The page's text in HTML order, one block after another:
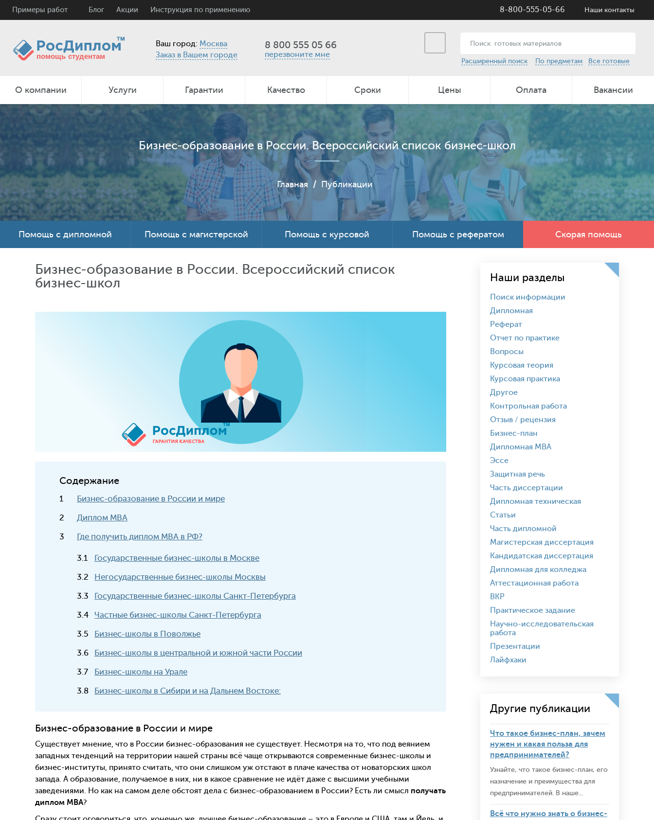
Примеры работ Блог Акции Инструкция по применению 8-800-555-05-66 Наши контакты
Ваш город: Москва
Заказ в Вашем городе
8 800 555 05 66
перезвоните мне
Расширенный поиск По предметам Все готовые
О компании Услуги Гарантии Качество Сроки Цены Оплата Вакансии
Бизнес-образование в России. Всероссийский список бизнес-школ
Главная / Публикации
Помощь с дипломной Помощь с магистерской Помощь с курсовой Помощь с рефератом Скорая помощь
Бизнес-образование в России. Всероссийский список
бизнес-школ
Содержание
Бизнес-образование в России и мире
Диплом MBA
Где получить диплом MBA в РФ?
Государственные бизнес-школы в Москве
Негосударственные бизнес-школы Москвы
Государственные бизнес-школы Санкт-Петербурга
Частные бизнес-школы Санкт-Петербурга
Бизнес-школы в Поволжье
Бизнес-школы в центральной и южной части России
Бизнес-школы на Урале
Бизнес-школы в Сибири и на Дальнем Востоке:
Бизнес-образование в России и мире
Существует мнение, что в России бизнес-образования не существует. Несмотря на то, что под веянием
западных тенденций на территории нашей страны всё чаще открываются современные бизнес-школы и
бизнес-институты, принято считать, что они слишком уж отстают в плаче качества от новаторских школ
запада. А образование, получаемое в них, ни в какое сравнение не идёт даже с высшими учебными
заведениями. Но как на самом деле обстоят дела с бизнес-образованием в России? Есть ли смысл получать
диплом MBA?
Наши разделы
Поиск информации
Дипломная
Реферат
Отчет по практике
Вопросы
Курсовая теория
Курсовая практика
Другое
Контрольная работа
Отзыв / рецензия
Бизнес-план
Дипломная MBA
Эссе
Защитная речь
Часть диссертации
Дипломная техническая
Статьи
Часть дипломной
Магистерская диссертация
Кандидатская диссертация
Дипломная для колледжа
Аттестационная работа
ВКР
Практическое задание
Научно-исследовательская
работа
Презентации
Лайфхаки
Другие публикации
Что такое бизнес-план, зачем
нужен и какая польза для
предпринимателей?
Узнайте, что такое бизнес-план, его
назначение и преимущества для
предпринимателей. В наше...
Всё что нужно знать о бизнес-